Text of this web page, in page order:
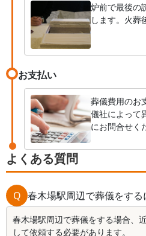
炉前で最後の
します。火葬
お支払い
葬儀費用のお
儀社によって
にお問合せく
よくある質問
Q 春木場駅周辺で葬儀をする
春木場駅周辺で葬儀をする場合、
して依頼する必要があります。